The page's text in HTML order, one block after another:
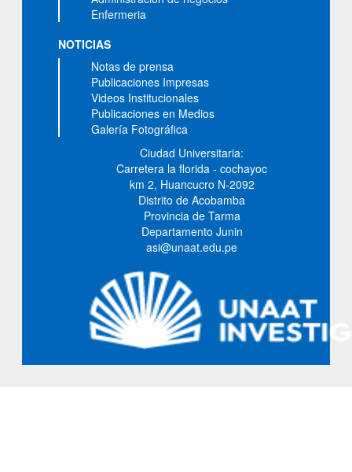
Enfermeria
NOTICIAS
Notas de prensa
Publicaciones Impresas
Videos Institucionales
Publicaciones en Medios
Galería Fotográfica
Ciudad Universitaria:
Carretera la florida - cochayoc
km 2, Huancucro N-2092
Distrito de Acobamba
Provincia de Tarma
Departamento Junin
asi@unaat.edu.pe